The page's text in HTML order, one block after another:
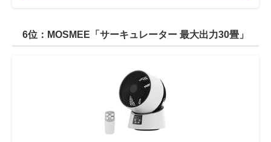
6位：MOSMEE「サーキュレーター 最大出力30畳」